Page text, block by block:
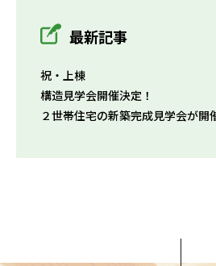
最新記事
祝・上棟
構造見学会開催決定！
２世帯住宅の新築完成見学会が開